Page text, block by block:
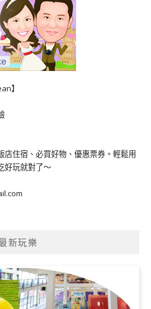
】
住宿、必買好物、優惠票券。輕鬆用
好玩就對了～
新玩樂